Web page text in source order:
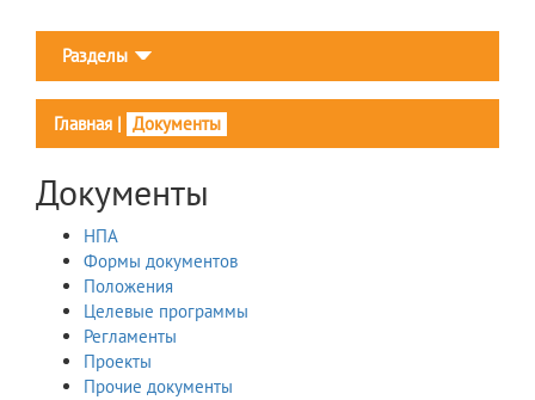
Разделы
Главная | Документы
Документы
НПА
Формы документов
Положения
Целевые программы
Регламенты
Проекты
Прочие документы